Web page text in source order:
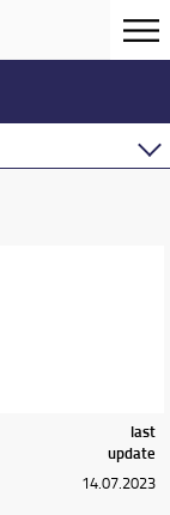
last
update
14.07.2023